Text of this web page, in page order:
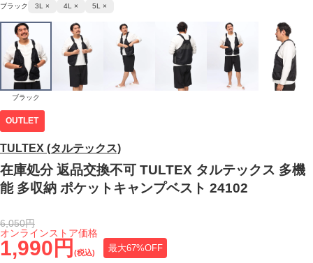
OUTLET
TULTEX (タルテックス)
在庫処分 返品交換不可 TULTEX タルテックス 多機
能 多収納 ポケットキャンプベスト 24102
1,990円 (税込) 最大67%OFF
オンラインストア価格
6,050円
ブラック
3L × 4L × 5L ×
ブラック